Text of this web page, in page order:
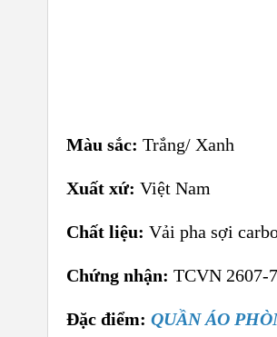
Màu sắc: Trắng/ Xanh
Xuất xứ: Việt Nam
Chất liệu: Vải pha sợi
Chứng nhận: TCVN 2607-
Đặc điểm: QUẦN ÁO